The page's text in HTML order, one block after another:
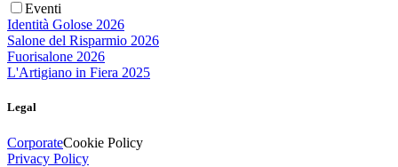
Eventi
Identità Golose 2026
Salone del Risparmio 2026
Fuorisalone 2026
L'Artigiano in Fiera 2025
Legal
CorporateCookie Policy
Privacy Policy